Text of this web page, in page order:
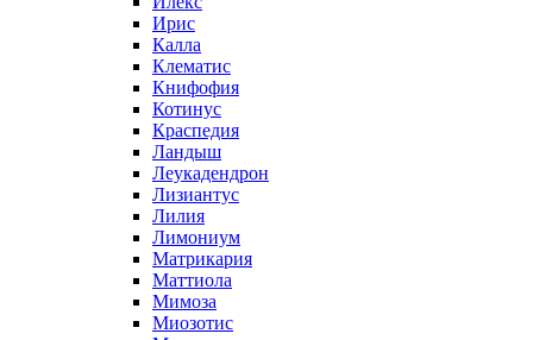
Ирис
Калла
Клематис
Книфофия
Котинус
Краспедия
Ландыш
Леукадендрон
Лизиантус
Лилия
Лимониум
Матрикария
Маттиола
Мимоза
Миозотис